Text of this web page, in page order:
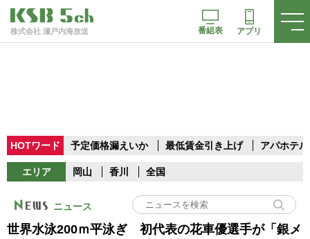
株式会社 瀬戸内海放送 番組表 アプリ
HOTワード 予定価格漏えいか 最低賃金引き上げ アパホテル
エリア 岡山 香川 全国
ニュース
世界水泳200ｍ平泳ぎ 初代表の花車優選手が「銀メ